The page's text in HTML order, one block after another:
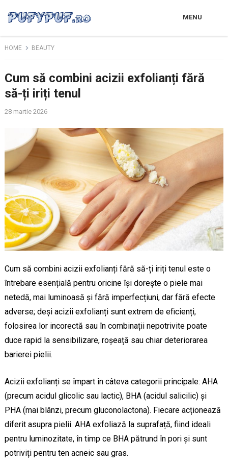
MENU
HOME BEAUTY
Cum să combini acizii exfolianți fără
să-ți iriți tenul
28 martie 2026
Cum să combini acizii exfolianți fără să-ți iriți tenul este o
întrebare esențială pentru oricine își dorește o piele mai
netedă, mai luminoasă și fără imperfecțiuni, dar fără efecte
adverse; deși acizii exfolianți sunt extrem de eficienți,
folosirea lor incorectă sau în combinații nepotrivite poate
duce rapid la sensibilizare, roșeață sau chiar deteriorarea
barierei pielii.
Acizii exfolianți se împart în câteva categorii principale: AHA
(precum acidul glicolic sau lactic), BHA (acidul salicilic) și
PHA (mai blânzi, precum gluconolactona). Fiecare acționează
diferit asupra pielii. AHA exfoliază la suprafață, fiind ideali
pentru luminozitate, în timp ce BHA pătrund în pori și sunt
potriviți pentru ten acneic sau gras.